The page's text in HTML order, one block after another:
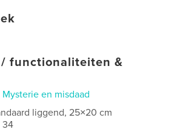
functionaliteiten &
Mysterie en misdaad
liggend, 25×20 cm
34